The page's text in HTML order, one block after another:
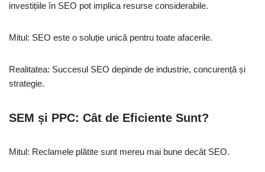
investițiile în SEO pot implica resurse considerabile.
Mitul: SEO este o soluție unică pentru toate afacerile.
Realitatea: Succesul SEO depinde de industrie, concurență și
strategie.
SEM și PPC: Cât de Eficiente Sunt?
Mitul: Reclamele plătite sunt mereu mai bune decât SEO.